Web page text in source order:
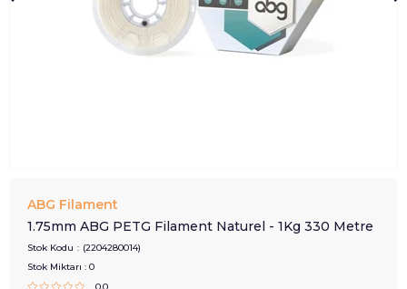
ABG Filament
1.75mm ABG PETG Filament Naturel - 1Kg 330 Metre
Stok Kodu
(2204280014)
Stok Miktarı : 0